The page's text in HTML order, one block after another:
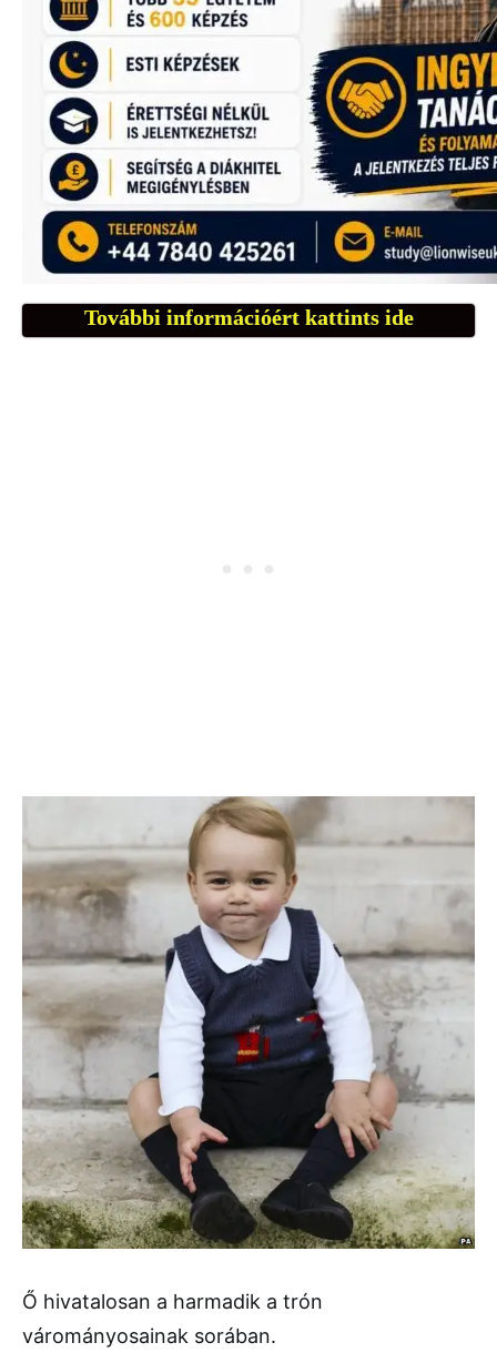
További információért kattints ide
Ő hivatalosan a harmadik a trón
várományosainak sorában.